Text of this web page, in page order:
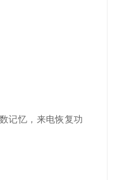
记忆，来电恢复功